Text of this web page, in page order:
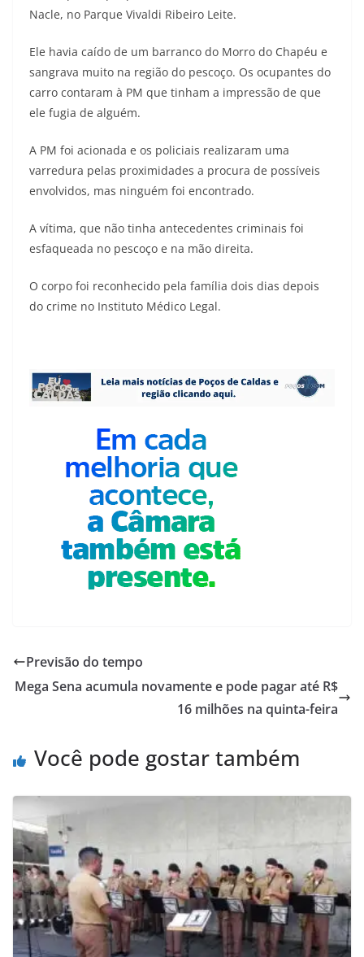
Nacle, no Parque Vivaldi Ribeiro Leite.
Ele havia caído de um barranco do Morro do Chapéu e
sangrava muito na região do pescoço. Os ocupantes do
carro contaram à PM que tinham a impressão de que
ele fugia de alguém.
A PM foi acionada e os policiais realizaram uma
varredura pelas proximidades a procura de possíveis
envolvidos, mas ninguém foi encontrado.
A vítima, que não tinha antecedentes criminais foi
esfaqueada no pescoço e na mão direita.
O corpo foi reconhecido pela família dois dias depois
do crime no Instituto Médico Legal.
Previsão do tempo
Mega Sena acumula novamente e pode pagar até R$
16 milhões na quinta-feira
Você pode gostar também